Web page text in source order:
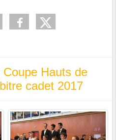
Hauts de
cadet 2017